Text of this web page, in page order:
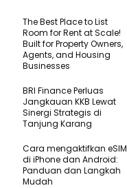
The Best Place to List
Room for Rent at Scale!
Built for Property Owners,
Agents, and Housing
Businesses
BRI Finance Perluas
Jangkauan KKB Lewat
Sinergi Strategis di
Tanjung Karang
Cara mengaktifkan eSIM
di iPhone dan Android:
Panduan dan Langkah
Mudah